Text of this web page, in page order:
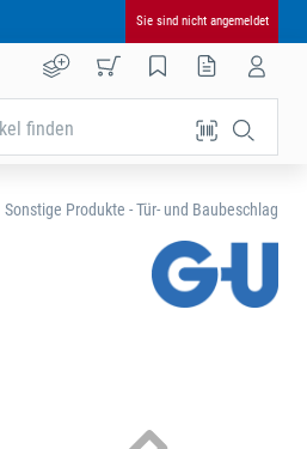
Sie sind nicht angemeldet
finden
Sonstige Produkte - Tür- und Baubeschlag